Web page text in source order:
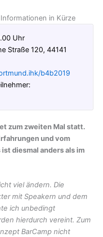
in Kürze
Uhr
Straße 120, 44141
b4b2019
zum zweiten Mal statt.
und vom
diesmal anders als im
viel ändern. Die
mit Speakern und dem
ich unbedingt
hierdurch vereint. Zum
BarCamp nicht